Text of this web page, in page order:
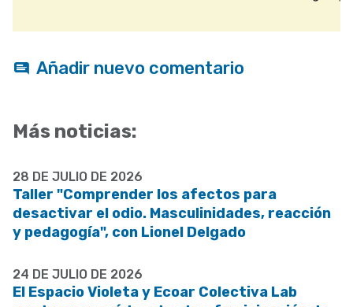
Añadir nuevo comentario
Más noticias:
28 DE JULIO DE 2026
Taller "Comprender los afectos para
desactivar el odio. Masculinidades, reacción
y pedagogía", con Lionel Delgado
24 DE JULIO DE 2026
El Espacio Violeta y Ecoar Colectiva Lab